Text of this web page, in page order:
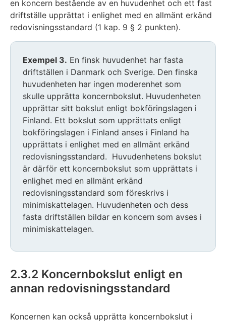
en koncern bestående av en huvudenhet och ett fast
driftställe upprättat i enlighet med en allmänt erkänd
redovisningsstandard (1 kap. 9 § 2 punkten).
Exemplet
inleds
Exempel 3. En finsk huvudenhet har fasta
driftställen i Danmark och Sverige. Den finska
huvudenheten har ingen moderenhet som
skulle upprätta koncernbokslut. Huvudenheten
upprättar sitt bokslut enligt bokföringslagen i
Finland. Ett bokslut som upprättats enligt
bokföringslagen i Finland anses i Finland ha
upprättats i enlighet med en allmänt erkänd
redovisningsstandard. Huvudenhetens bokslut
är därför ett koncernbokslut som upprättats i
enlighet med en allmänt erkänd
redovisningsstandard som föreskrivs i
minimiskattelagen. Huvudenheten och dess
fasta driftställen bildar en koncern som avses i
minimiskattelagen.
2.3.2 Koncernbokslut enligt en
annan redovisningsstandard
Koncernen kan också upprätta koncernbokslut i